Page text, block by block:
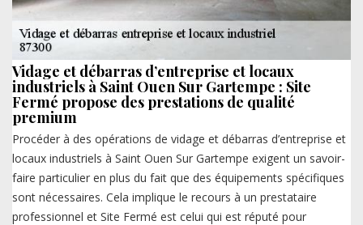
Vidage et débarras d’entreprise et locaux
industriels à Saint Ouen Sur Gartempe : Site
Fermé propose des prestations de qualité
premium
Procéder à des opérations de vidage et débarras d’entreprise et
locaux industriels à Saint Ouen Sur Gartempe exigent un savoir-
faire particulier en plus du fait que des équipements spécifiques
sont nécessaires. Cela implique le recours à un prestataire
professionnel et Site Fermé est celui qui est réputé pour